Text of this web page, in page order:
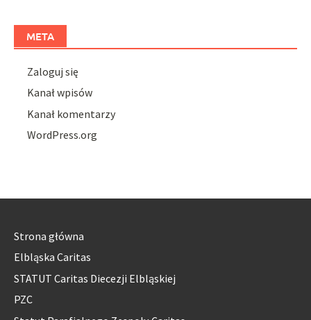
META
Zaloguj się
Kanał wpisów
Kanał komentarzy
WordPress.org
Strona główna
Elbląska Caritas
STATUT Caritas Diecezji Elbląskiej
PZC